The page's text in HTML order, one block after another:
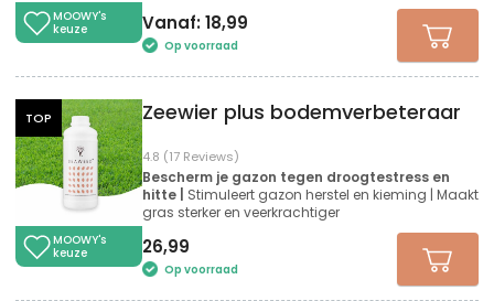
MOOWY's
keuze
Vanaf: 18,99
Op voorraad
TOP
MOOWY's
keuze
4.8 (17 Reviews)
Zeewier plus bodemverbeteraar
Bescherm je gazon tegen droogtestress en
hitte | Stimuleert gazon herstel en kieming | Maakt
gras sterker en veerkrachtiger
26,99
Op voorraad